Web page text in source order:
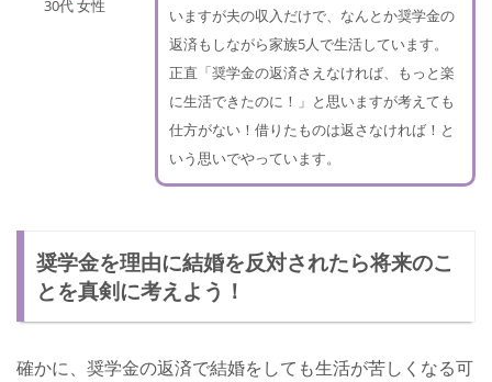
30代 女性
いますが夫の収入だけで、なんとか奨学金の
返済もしながら家族5人で生活しています。
正直「奨学金の返済さえなければ、もっと楽
に生活できたのに！」と思いますが考えても
仕方がない！借りたものは返さなければ！と
いう思いでやっています。
奨学金を理由に結婚を反対されたら将来のこ
とを真剣に考えよう！
確かに、奨学金の返済で結婚をしても生活が苦しくなる可